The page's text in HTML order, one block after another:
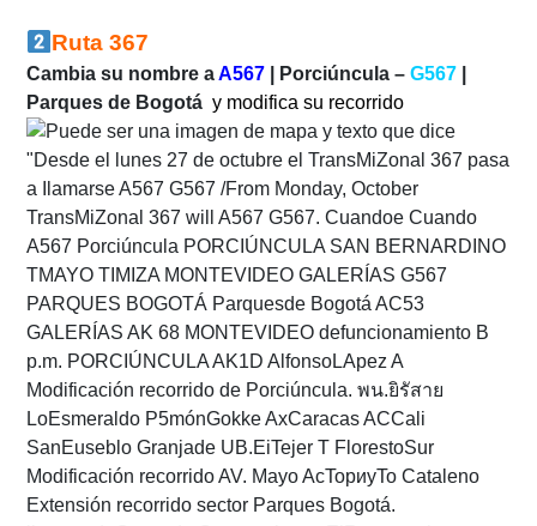
Ruta367
Cambia su nombre aA567 | Porciúncula – G567
Parques de Bogotá y modifica su recorrido